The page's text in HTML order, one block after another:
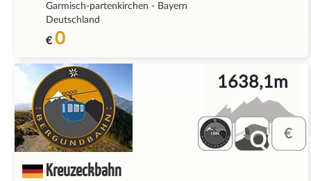
Garmisch-partenkirchen - Bayern
Deutschland
€ 0
Kreuzeckbahn
1638,1m